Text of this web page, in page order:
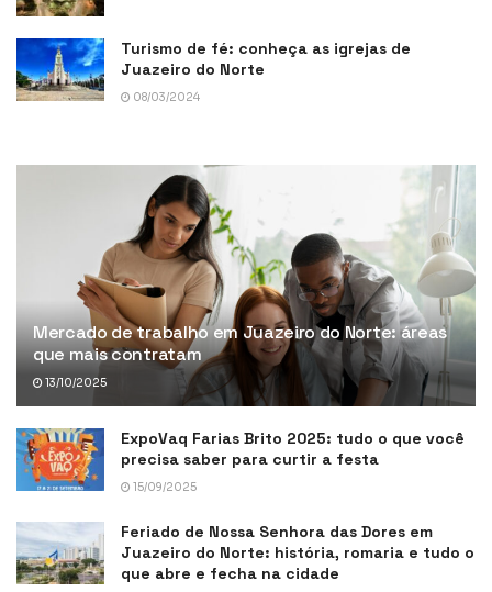
Turismo de fé: conheça as igrejas de
Juazeiro do Norte
08/03/2024
Mercado de trabalho em Juazeiro do Norte: áreas
que mais contratam
13/10/2025
ExpoVaq Farias Brito 2025: tudo o que você
precisa saber para curtir a festa
15/09/2025
Feriado de Nossa Senhora das Dores em
Juazeiro do Norte: história, romaria e tudo o
que abre e fecha na cidade